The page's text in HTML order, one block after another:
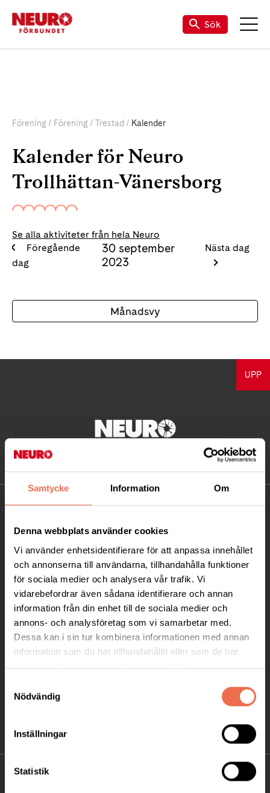
Samtycke Information Om
Denna webbplats använder cookies
Vi använder enhetsidentifierare för att anpassa innehållet
och annonserna till användarna, tillhandahålla funktioner
för sociala medier och analysera vår trafik. Vi
vidarebefordrar även sådana identifierare och annan
information från din enhet till de sociala medier och
annons- och analysföretag som vi samarbetar med.
Dessa kan i sin tur kombinera informationen med annan
information som du har tillhandahållit eller som de har
samlat in när du har använt deras tjänster.
Nödvändig
Inställningar
Statistik
Sök
Förening Förening Trestad Kalender
Kalender för Neuro
Trollhättan-Vänersborg
Se alla aktiviteter från hela Neuro
Föregående
dag
30 september
2023
Nästa dag
Månadsvy
UPP
KONTAKT
Besöksadress:
Ågatan 12 C, 172 62 Sundbyberg
Telefon:08-677 70 10
Postadress:
Box 4086
171 04 Solna
75 | Organisationsnummer 802002-3605
FÖRDJUPNING